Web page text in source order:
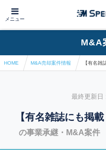
メニュー
M&A
HOME M&A売却案件情報
最終更新
【有名雑誌にも掲
の事業承継・M&A案件